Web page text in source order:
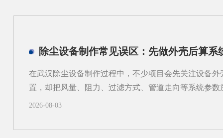
除尘设备制作常见误区：先做外壳后算系
在武汉除尘设备制作过程中，不少项目会先关注设备
置，却把风量、阻力、过滤方式、管道走向等系统参
进很快，实际却容易在后期出现返工、适配困难和运
度来考虑除尘设备制作，而不是只看“壳体先行”。一、
2026-08-03